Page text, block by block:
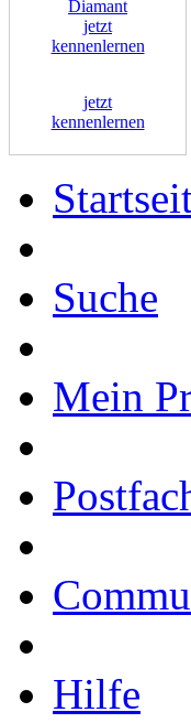
Diamant
jetzt
kennenlernen
jetzt
kennenlernen
Suche
Mein
Hilfe